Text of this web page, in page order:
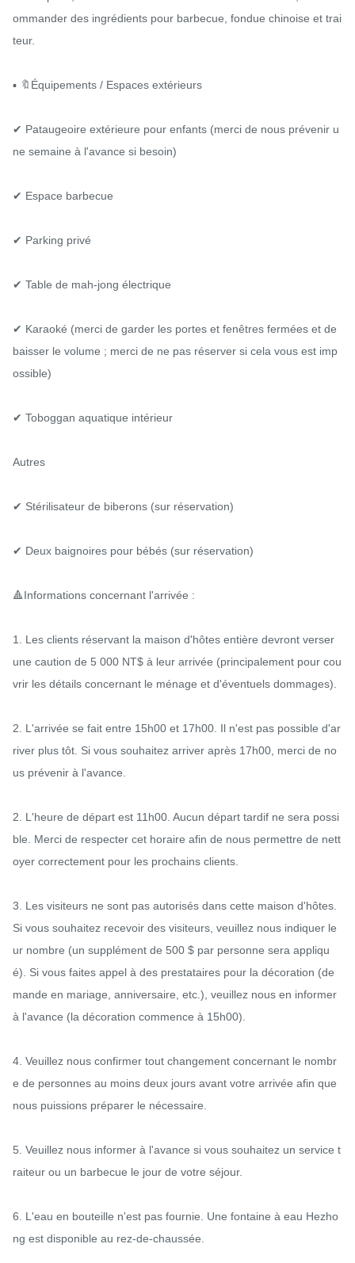
ommander des ingrédients pour barbecue, fondue chinoise et trai
teur.
▪️ 🔖Équipements / Espaces extérieurs
✔ Pataugeoire extérieure pour enfants (merci de nous prévenir u
ne semaine à l'avance si besoin)
✔ Espace barbecue
✔ Parking privé
✔ Table de mah-jong électrique
✔ Karaoké (merci de garder les portes et fenêtres fermées et de
baisser le volume ; merci de ne pas réserver si cela vous est imp
ossible)
✔ Toboggan aquatique intérieur
Autres
✔ Stérilisateur de biberons (sur réservation)
✔ Deux baignoires pour bébés (sur réservation)
🔺Informations concernant l'arrivée :
1. Les clients réservant la maison d'hôtes entière devront verser
une caution de 5 000 NT$ à leur arrivée (principalement pour cou
vrir les détails concernant le ménage et d'éventuels dommages).
2. L'arrivée se fait entre 15h00 et 17h00. Il n'est pas possible d'ar
river plus tôt. Si vous souhaitez arriver après 17h00, merci de no
us prévenir à l'avance.
2. L'heure de départ est 11h00. Aucun départ tardif ne sera possi
ble. Merci de respecter cet horaire afin de nous permettre de nett
oyer correctement pour les prochains clients.
3. Les visiteurs ne sont pas autorisés dans cette maison d'hôtes.
Si vous souhaitez recevoir des visiteurs, veuillez nous indiquer le
ur nombre (un supplément de 500 $ par personne sera appliqu
é). Si vous faites appel à des prestataires pour la décoration (de
mande en mariage, anniversaire, etc.), veuillez nous en informer
à l'avance (la décoration commence à 15h00).
4. Veuillez nous confirmer tout changement concernant le nombr
e de personnes au moins deux jours avant votre arrivée afin que
nous puissions préparer le nécessaire.
5. Veuillez nous informer à l'avance si vous souhaitez un service t
raiteur ou un barbecue le jour de votre séjour.
6. L'eau en bouteille n'est pas fournie. Une fontaine à eau Hezho
ng est disponible au rez-de-chaussée.